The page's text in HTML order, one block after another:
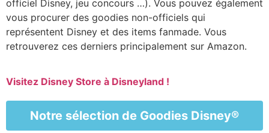
officiel Disney, jeu concours …). Vous pouvez également
vous procurer des goodies non-officiels qui
représentent Disney et des items fanmade. Vous
retrouverez ces derniers principalement sur Amazon.
Visitez Disney Store à Disneyland !
Notre sélection de Goodies Disney®